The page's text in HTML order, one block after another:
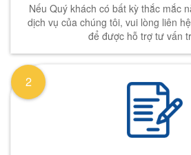
Nếu Quý khách có bất kỳ thắc mắc
dịch vụ của chúng tôi, vui lòng liên
để được hỗ trợ tư vấn
2